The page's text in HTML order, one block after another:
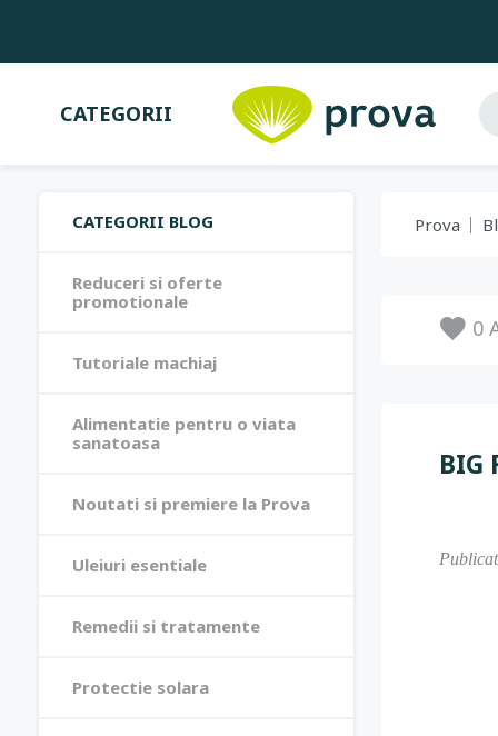
CATEGORII
CATEGORII BLOG
Reduceri si oferte
promotionale
Tutoriale machiaj
Alimentatie pentru o viata
sanatoasa
Noutati si premiere la Prova
Uleiuri esentiale
Remedii si tratamente
Protectie solara
Prova
0
BIG